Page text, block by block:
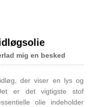
mig en besked
der viser en lys og
er det vigtigste stof
olie indeholder